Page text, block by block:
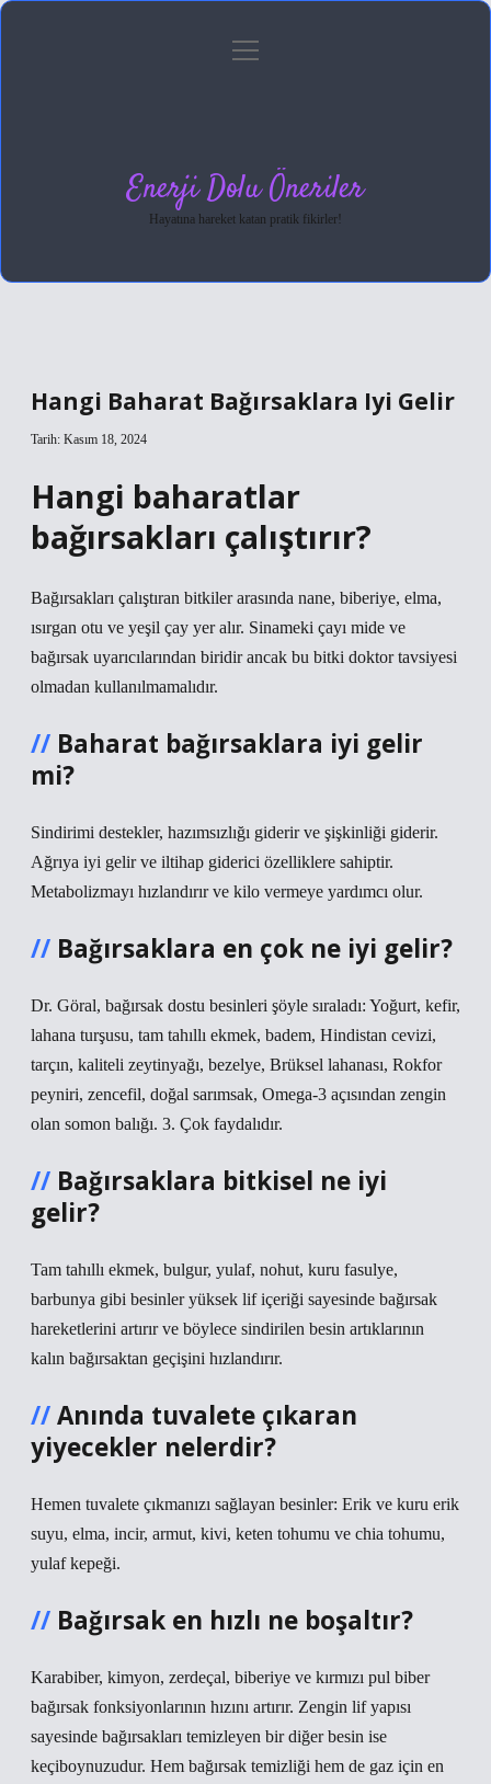
Gizlilik Politikası
menüyü
Enerji Dolu Öneriler
Hayatına hareket katan pratik fikirler!
Hangi Baharat Bağırsaklara Iyi Gelir
Tarih: Kasım 18, 2024
Hangi baharatlar
bağırsakları çalıştırır?
Bağırsakları çalıştıran bitkiler arasında nane, biberiye, elma,
ısırgan otu ve yeşil çay yer alır. Sinameki çayı mide ve
bağırsak uyarıcılarından biridir ancak bu bitki doktor tavsiyesi
olmadan kullanılmamalıdır.
Baharat bağırsaklara iyi gelir
mi?
Sindirimi destekler, hazımsızlığı giderir ve şişkinliği giderir.
Ağrıya iyi gelir ve iltihap giderici özelliklere sahiptir.
Metabolizmayı hızlandırır ve kilo vermeye yardımcı olur.
Bağırsaklara en çok ne iyi gelir?
Dr. Göral, bağırsak dostu besinleri şöyle sıraladı: Yoğurt, kefir,
lahana turşusu, tam tahıllı ekmek, badem, Hindistan cevizi,
tarçın, kaliteli zeytinyağı, bezelye, Brüksel lahanası, Rokfor
peyniri, zencefil, doğal sarımsak, Omega-3 açısından zengin
olan somon balığı. 3. Çok faydalıdır.
Bağırsaklara bitkisel ne iyi
gelir?
Tam tahıllı ekmek, bulgur, yulaf, nohut, kuru fasulye,
barbunya gibi besinler yüksek lif içeriği sayesinde bağırsak
hareketlerini artırır ve böylece sindirilen besin artıklarının
kalın bağırsaktan geçişini hızlandırır.
Anında tuvalete çıkaran
yiyecekler nelerdir?
Hemen tuvalete çıkmanızı sağlayan besinler: Erik ve kuru erik
suyu, elma, incir, armut, kivi, keten tohumu ve chia tohumu,
yulaf kepeği.
Bağırsak en hızlı ne boşaltır?
Karabiber, kimyon, zerdeçal, biberiye ve kırmızı pul biber
bağırsak fonksiyonlarının hızını artırır. Zengin lif yapısı
sayesinde bağırsakları temizleyen bir diğer besin ise
keçiboynuzudur. Hem bağırsak temizliği hem de gaz için en